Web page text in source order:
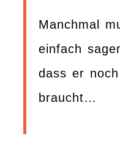
Manchmal
einfach
dass er
braucht…